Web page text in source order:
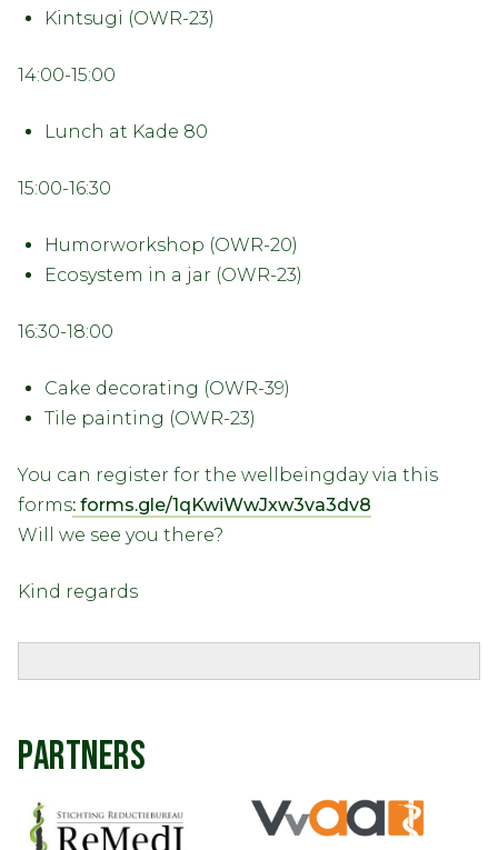
Kintsugi (OWR-23)
14:00-15:00
Lunch at Kade 80
15:00-16:30
Humorworkshop (OWR-20)
Ecosystem in a jar (OWR-23)
16:30-18:00
Cake decorating (OWR-39)
Tile painting (OWR-23)
You can register for the wellbeingday via this
forms: forms.gle/1qKwiWwJxw3va3dv8
Will we see you there?
Kind regards
PARTNERS